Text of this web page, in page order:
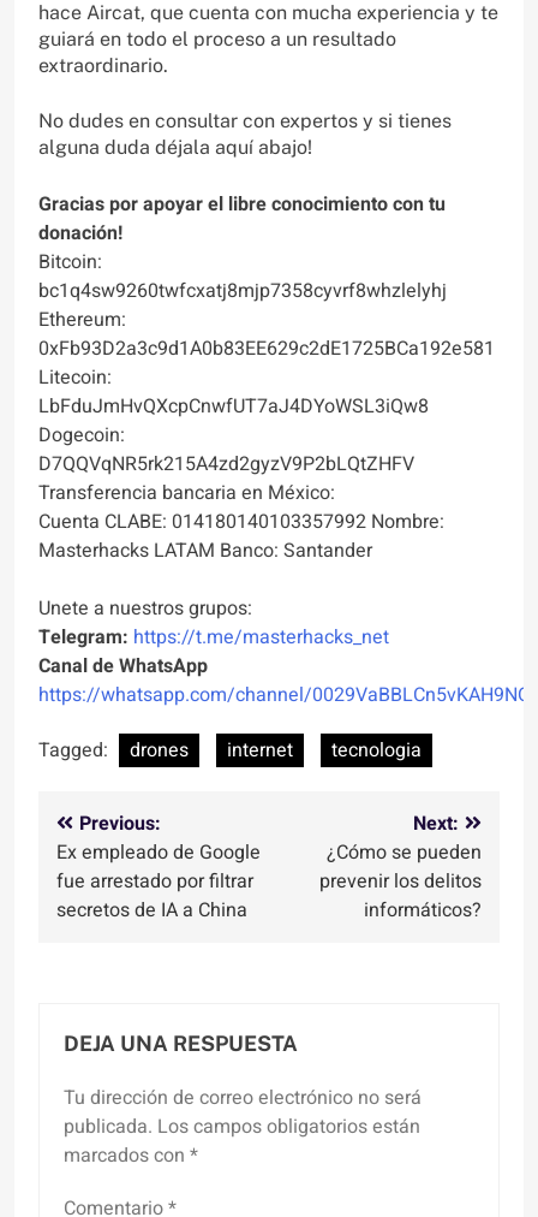
hace Aircat, que cuenta con mucha experiencia y te
guiará en todo el proceso a un resultado
extraordinario.
No dudes en consultar con expertos y si tienes
alguna duda déjala aquí abajo!
Gracias por apoyar el libre conocimiento con tu
donación!
Bitcoin:
bc1q4sw9260twfcxatj8mjp7358cyvrf8whzlelyhj
Ethereum:
0xFb93D2a3c9d1A0b83EE629c2dE1725BCa192e581
Litecoin:
LbFduJmHvQXcpCnwfUT7aJ4DYoWSL3iQw8
Dogecoin:
D7QQVqNR5rk215A4zd2gyzV9P2bLQtZHFV
Transferencia bancaria en México:
Cuenta CLABE: 014180140103357992 Nombre:
Masterhacks LATAM Banco: Santander
Unete a nuestros grupos:
Telegram: https://t.me/masterhacks_net
Canal de WhatsApp
https://whatsapp.com/channel/
Tagged:
drones internet tecnologia
Navegación
de
entradas
Previous:
Ex empleado de Google
fue arrestado por filtrar
secretos de IA a China
Next:
¿Cómo se pueden
prevenir los delitos
informáticos?
DEJA UNA RESPUESTA
Tu dirección de correo electrónico no será
publicada. Los campos obligatorios están
marcados con *
Comentario*